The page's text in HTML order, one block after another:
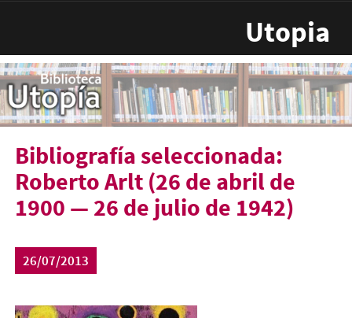
Utopia
Bibliografía seleccionada:
Roberto Arlt (26 de abril de
1900 — 26 de julio de 1942)
26/07/2013